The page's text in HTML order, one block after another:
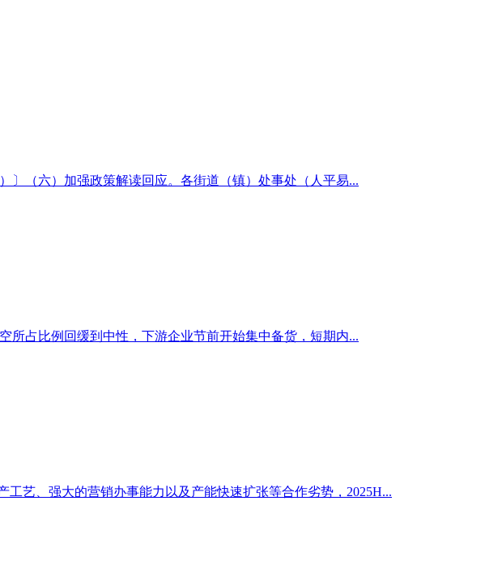
〕（六）加强政策解读回应。各街道（镇）处事处（人平易...
所占比例回缓到中性，下游企业节前开始集中备货，短期内...
艺、强大的营销办事能力以及产能快速扩张等合作劣势，2025H...